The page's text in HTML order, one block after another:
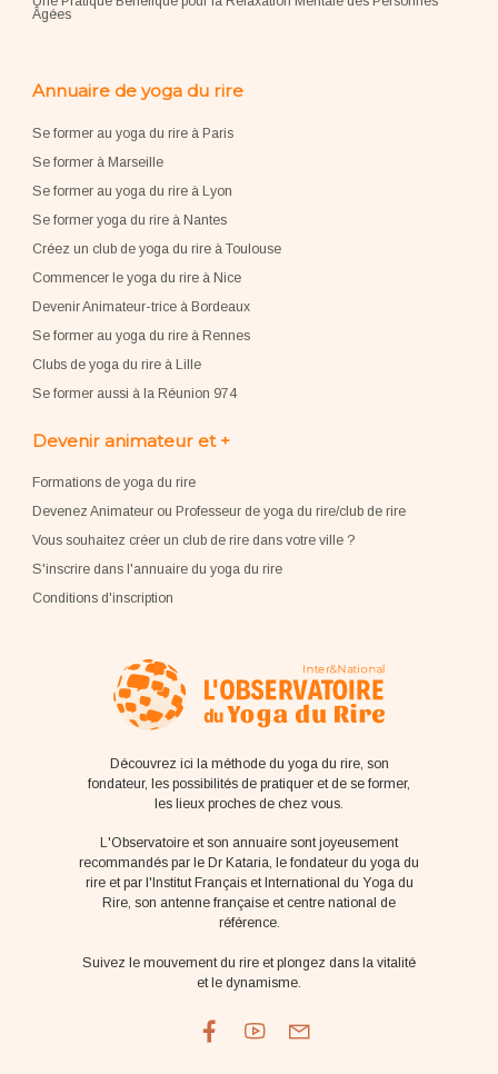
Âgées
Annuaire de yoga du rire
Se former au yoga du rire à Paris
Se former à Marseille
Se former au yoga du rire à Lyon
Se former yoga du rire à Nantes
Créez un club de yoga du rire à Toulouse
Commencer le yoga du rire à Nice
Devenir Animateur-trice à Bordeaux
Se former au yoga du rire à Rennes
Clubs de yoga du rire à Lille
Se former aussi à la Réunion 974
Devenir animateur et +
Formations de yoga du rire
Devenez Animateur ou Professeur de yoga du rire/club de rire
Vous souhaitez créer un club de rire dans votre ville ?
S'inscrire dans l'annuaire du yoga du rire
Conditions d'inscription
Découvrez ici la méthode du yoga du rire, son
fondateur, les possibilités de pratiquer et de se former,
les lieux proches de chez vous.
L'Observatoire et son annuaire sont joyeusement
recommandés par le Dr Kataria, le fondateur du yoga du
rire et par l'Institut Français et International du Yoga du
Rire, son antenne française et centre national de
référence.
Suivez le mouvement du rire et plongez dans la vitalité
et le dynamisme.